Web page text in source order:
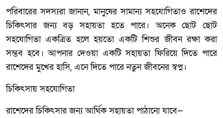
পরিবারের সদস্যরা জানান, মানুষের সামান্য সহযোগিতাও রাশেদের
চিকিৎসার জন্য বড় সহায়তা হতে পারে। অনেক ছোট ছোট
সহযোগিতা একত্রিত হলে হয়তো একটি শিশুর জীবন রক্ষা করা
সম্ভব হবে। আপনার দেওয়া একটি সহায়তা ফিরিয়ে দিতে পারে
রাশেদের মুখের হাসি, এনে দিতে পারে নতুন জীবনের স্বপ্ন।
চিকিৎসায় সহযোগিতা
রাশেদের চিকিৎসার জন্য আর্থিক সহায়তা পাঠানো যাবে—